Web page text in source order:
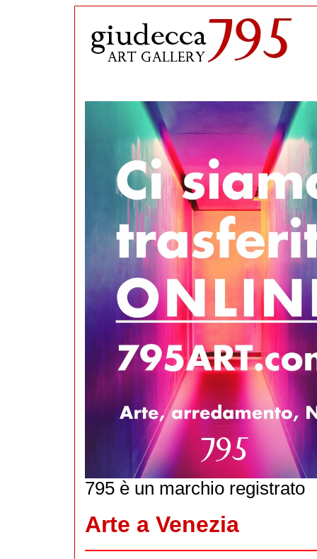
795 è un marchio registrato
Arte a Venezia